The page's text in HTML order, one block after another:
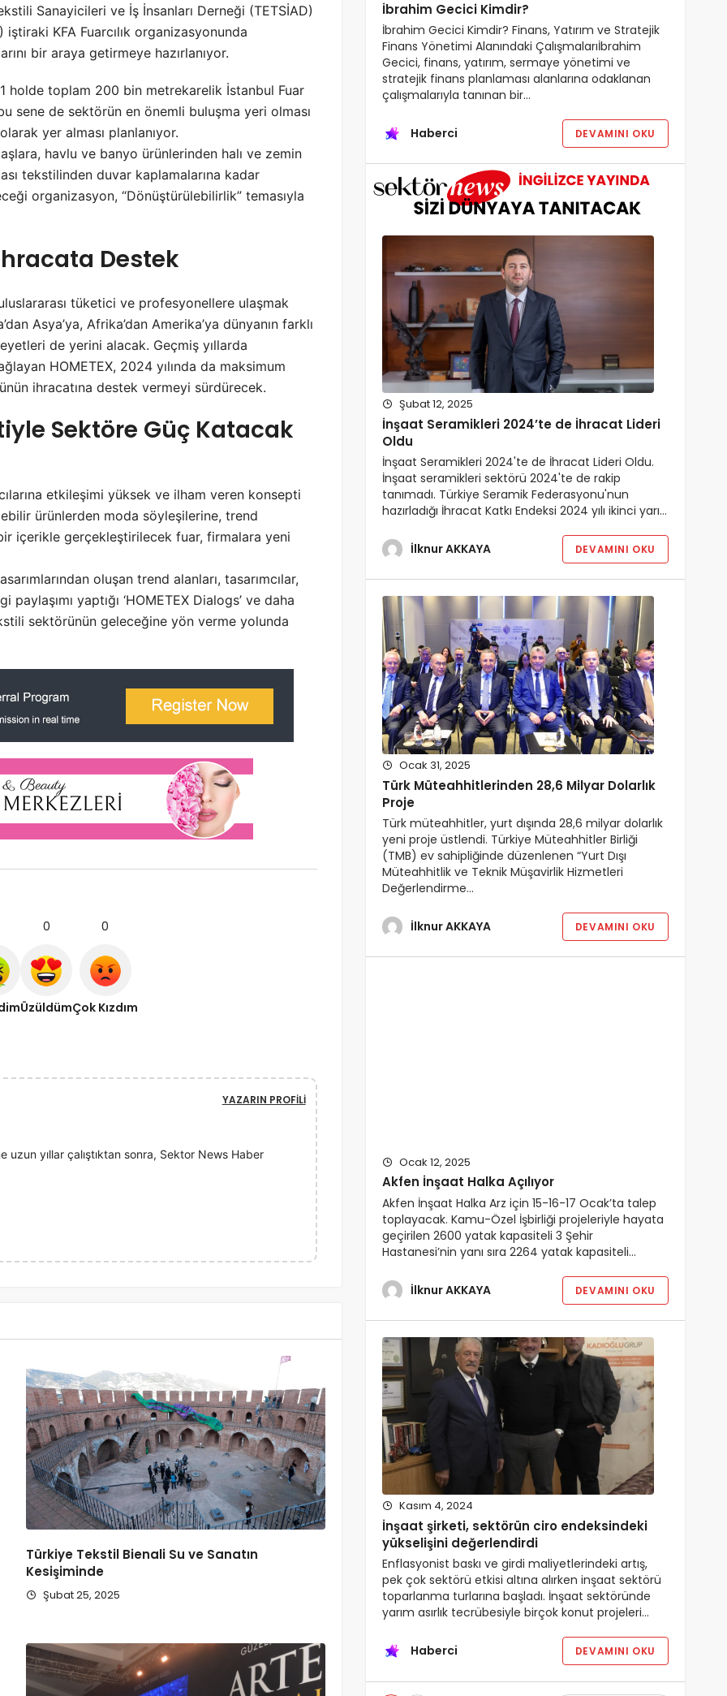
Sanayicileri ve İş İnsanları Derneği (TETSİAD)
KFA Fuarcılık organizasyonunda
bir araya getirmeye hazırlanıyor.
holde toplam 200 bin metrekarelik İstanbul Fuar
sene de sektörün en önemli buluşma yeri olması
yer alması planlanıyor.
havlu ve banyo ürünlerinden halı ve zemin
tekstilinden duvar kaplamalarına kadar
organizasyon, “Dönüştürülebilirlik” temasıyla
Destek
tüketici ve profesyonellere ulaşmak
Asya’ya, Afrika’dan Amerika’ya dünyanın farklı
de yerini alacak. Geçmiş yıllarda
HOMETEX, 2024 yılında da maksimum
ihracatına destek vermeyi sürdürecek.
Sektöre Güç Katacak
etkileşimi yüksek ve ilham veren konsepti
ürünlerden moda söyleşilerine, trend
içerikle gerçekleştirilecek fuar, firmalara yeni
oluşan trend alanları, tasarımcılar,
yaptığı ‘HOMETEX Dialogs’ ve daha
sektörünün geleceğine yön verme yolunda
0
Üzüldüm
0
Çok Kızdım
uzun yıllar çalıştıktan sonra, Sektor News Haber
YAZARIN PROFILI
Türkiye Tekstil Bienali Su ve Sanatın
Kesişiminde
Şubat 25, 2025
İbrahim Gecici Kimdir?
İbrahim Gecici Kimdir? Finans, Yatırım ve Stratejik
Finans Yönetimi Alanındaki Çalışmalarıİbrahim
Gecici, finans, yatırım, sermaye yönetimi ve
stratejik finans planlaması alanlarına odaklanan
çalışmalarıyla tanınan bir…
Haberci DEVAMINI OKU
Şubat 12, 2025
İnşaat Seramikleri 2024’te de İhracat Lideri
Oldu
İnşaat Seramikleri 2024'te de İhracat Lideri Oldu.
İnşaat seramikleri sektörü 2024'te de rakip
tanımadı. Türkiye Seramik Federasyonu'nun
hazırladığı İhracat Katkı Endeksi 2024 yılı ikinci yarı…
İlknur AKKAYA DEVAMINI OKU
Ocak 31, 2025
Türk Müteahhitlerinden 28,6 Milyar Dolarlık
Proje
Türk müteahhitler, yurt dışında 28,6 milyar dolarlık
yeni proje üstlendi. Türkiye Müteahhitler Birliği
(TMB) ev sahipliğinde düzenlenen “Yurt Dışı
Müteahhitlik ve Teknik Müşavirlik Hizmetleri
Değerlendirme…
İlknur AKKAYA DEVAMINI OKU
Ocak 12, 2025
Akfen İnşaat Halka Açılıyor
Akfen İnşaat Halka Arz için 15-16-17 Ocak’ta talep
toplayacak. Kamu-Özel İşbirliği projeleriyle hayata
geçirilen 2600 yatak kapasiteli 3 Şehir
Hastanesi’nin yanı sıra 2264 yatak kapasiteli…
İlknur AKKAYA DEVAMINI OKU
Kasım 4, 2024
İnşaat şirketi, sektörün ciro endeksindeki
yükselişini değerlendirdi
Enflasyonist baskı ve girdi maliyetlerindeki artış,
pek çok sektörü etkisi altına alırken inşaat sektörü
toparlanma turlarına başladı. İnşaat sektöründe
yarım asırlık tecrübesiyle birçok konut projeleri…
Haberci DEVAMINI OKU